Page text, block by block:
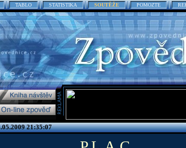
TABLO STATISTIKA SOUTĚŽE POMOZTE
21:35:07